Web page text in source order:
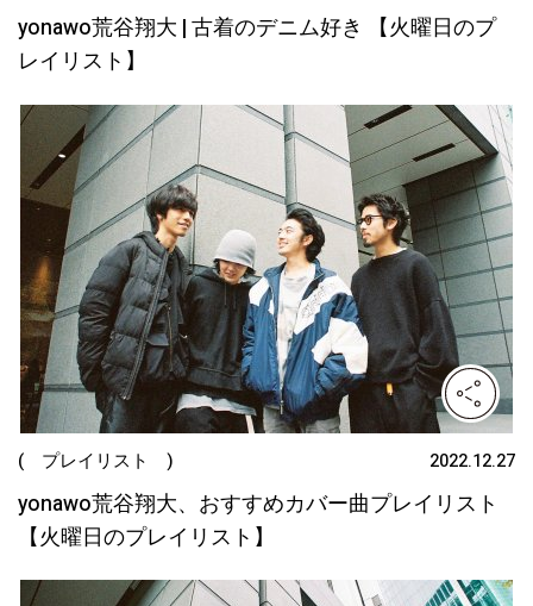
yonawo荒谷翔大 | 古着のデニム好き 【火曜日のプ
レイリスト】
( プレイリスト ) 2022.12.27
yonawo荒谷翔大、おすすめカバー曲プレイリスト
【火曜日のプレイリスト】